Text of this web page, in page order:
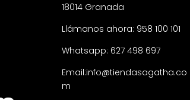
18014 Granada
Llámanos ahora: 958 100 101
Whatsapp: 627 498 697
Email:info@tiendasagatha.co
m